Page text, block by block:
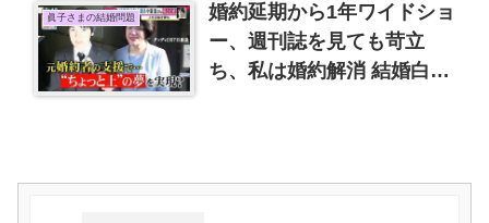
眞子さまの結婚問題
婚約延期から1年ワイドショ
ー、週刊誌を見ても苛立
ち、私は婚約解消 結婚白紙